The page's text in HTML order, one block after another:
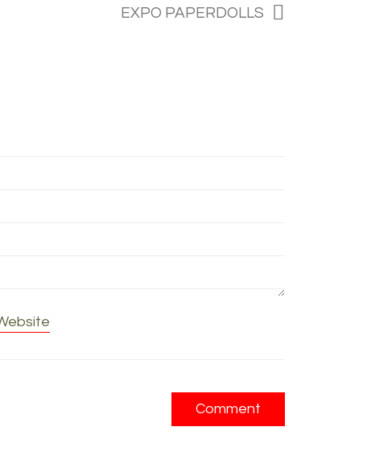
EXPO PAPERDOLLS